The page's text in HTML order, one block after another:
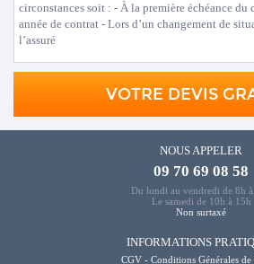
circonstances soit : - À la première échéance du
année de contrat - Lors d’un changement de
l’assuré
VOTRE DEVIS
NOUS APPELER
09 70 69 08 58
Du lundi au vendredi de 8h
Le samedi de 10h à 15h
Non surtaxé
INFORMATIONS
CGV - Conditions Générales de